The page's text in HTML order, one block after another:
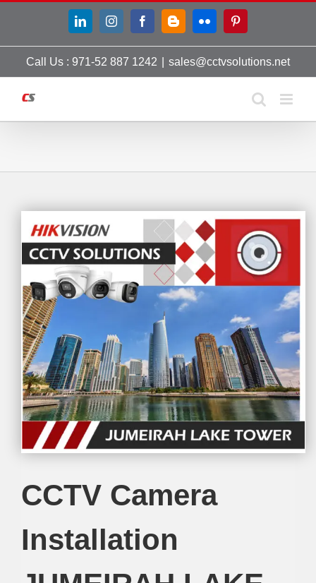
content
LinkedInInstagramFacebookBloggerFlickr
Call Us : 971-52 887 1242 sales@cctvsolutions.net
CCTV Camera
Installation